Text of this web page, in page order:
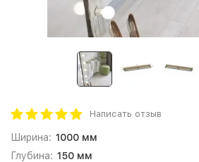
Написать отзыв
Ширина: 1000 мм
Глубина: 150 мм